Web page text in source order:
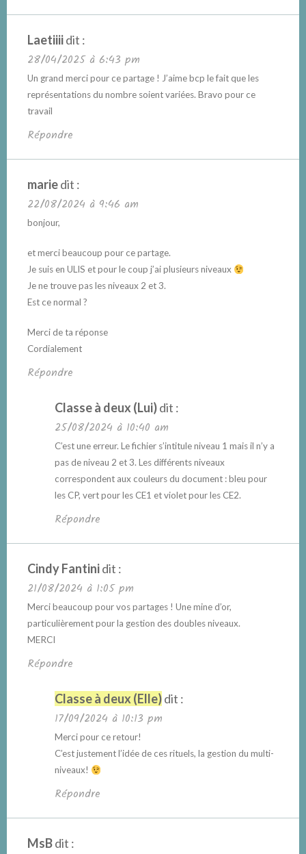
Laetiiiidit :
28/04/2025 à 6:43 pm
Un grand merci pour ce partage ! J’aime bcp le fait que les
représentations du nombre soient variées. Bravo pour ce
travail
Répondre
mariedit :
22/08/2024 à 9:46 am
bonjour,
et merci beaucoup pour ce partage.
Je suis en ULIS et pour le coup j’ai plusieurs niveaux
Je ne trouve pas les niveaux 2 et 3.
Est ce normal ?
Merci de ta réponse
Cordialement
Répondre
Classe à deux (Lui)dit :
25/08/2024 à 10:40 am
C’est une erreur. Le fichier s’intitule niveau 1 mais il n’y a
pas de niveau 2 et 3. Les différents niveaux
correspondent aux couleurs du document : bleu pour
les CP, vert pour les CE1 et violet pour les CE2.
Répondre
Cindy Fantinidit :
21/08/2024 à 1:05 pm
Merci beaucoup pour vos partages ! Une mine d’or,
particulièrement pour la gestion des doubles niveaux.
MERCI
Répondre
Classe à deux (Elle)dit :
17/09/2024 à 10:13 pm
Merci pour ce retour!
C’est justement l’idée de ces rituels, la gestion du multi-
niveaux!
Répondre
MsBdit :